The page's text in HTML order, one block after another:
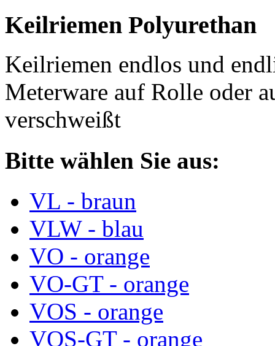
Keilriemen Polyurethan
Keilriemen endlos und
Meterware auf Rolle oder
verschweißt
Bitte wählen Sie aus:
VL - braun
VLW - blau
VO - orange
VO-GT - orange
VOS - orange
VOS-GT - orange